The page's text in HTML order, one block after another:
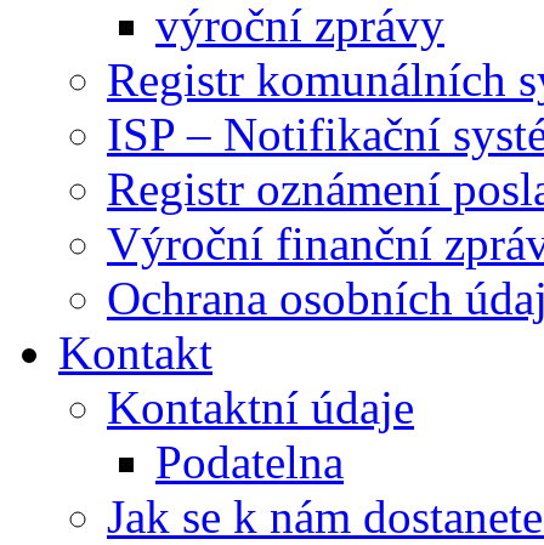
výroční zprávy
Registr komunálních
ISP – Notifikační
Registr oznámení
Výroční finanční
Ochrana osobních
Kontakt
Kontaktní údaje
Podatelna
Jak se k nám